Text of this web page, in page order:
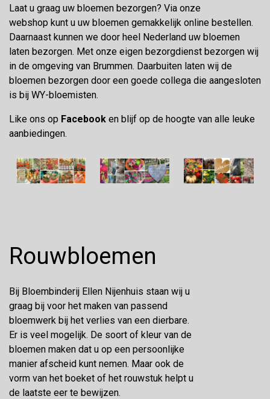
Laat u graag uw bloemen bezorgen? Via onze
webshop kunt u uw bloemen gemakkelijk online bestellen.
Daarnaast kunnen we door heel Nederland uw bloemen
laten bezorgen. Met onze eigen bezorgdienst bezorgen wij
in de omgeving van Brummen. Daarbuiten laten wij de
bloemen bezorgen door een goede collega die aangesloten
is bij WY-bloemisten.
Like ons op Facebook en blijf op de hoogte van alle leuke
aanbiedingen.
Rouwbloemen
Bij Bloembinderij Ellen Nijenhuis staan wij u
graag bij voor het maken van passend
bloemwerk bij het verlies van een dierbare.
Er is veel mogelijk. De soort of kleur van de
bloemen maken dat u op een persoonlijke
manier afscheid kunt nemen. Maar ook de
vorm van het boeket of het rouwstuk helpt u
de laatste eer te bewijzen.